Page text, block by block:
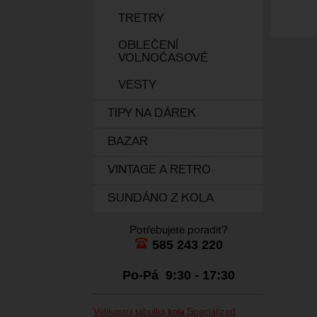
TRETRY
OBLEČENÍ
VOLNOČASOVÉ
VESTY
TIPY NA DÁREK
BAZAR
VINTAGE A RETRO
SUNDÁNO Z KOLA
Potřebujete poradit?
585 243 220
Po-Pá 9:30 - 17:30
Velikostní tabulka kola Specialized